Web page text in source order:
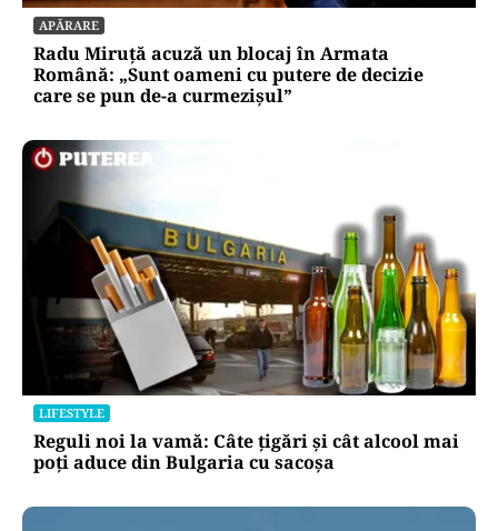
APĂRARE
Radu Miruță acuză un blocaj în Armata
Română: „Sunt oameni cu putere de decizie
care se pun de-a curmezișul”
LIFESTYLE
Reguli noi la vamă: Câte țigări și cât alcool mai
poți aduce din Bulgaria cu sacoșa